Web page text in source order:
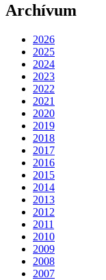
Archívum
2026
2025
2024
2023
2022
2021
2020
2019
2018
2017
2016
2015
2014
2013
2012
2011
2010
2009
2008
2007